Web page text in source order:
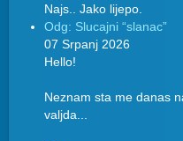
Najs.. Jako lijepo.
Odg: Slucajni “slanac”
07 Srpanj 2026
Hello!
Neznam sta me danas
valjda...